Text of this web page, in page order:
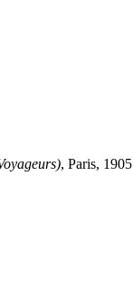
, Paris, 1905